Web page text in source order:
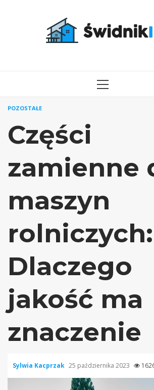
PRIMARY
POZOSTAŁE
Części
zamienne
maszyn
rolniczych:
Dlaczego
jakość ma
znaczenie
Sylwia Kacprzak 25 października 2023